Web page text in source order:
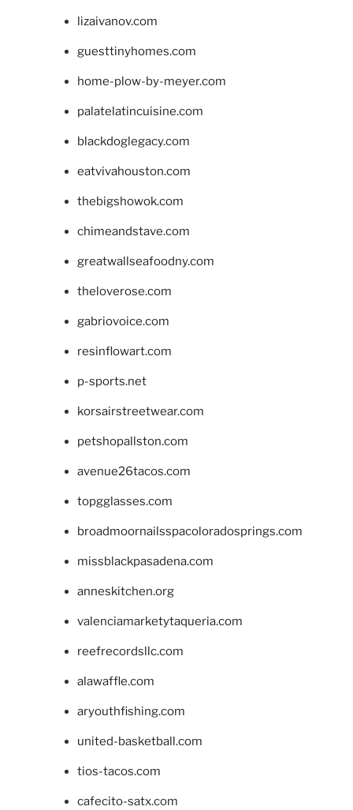
lizaivanov.com
guesttinyhomes.com
home-plow-by-meyer.com
palatelatincuisine.com
blackdoglegacy.com
eatvivahouston.com
thebigshowok.com
chimeandstave.com
greatwallseafoodny.com
theloverose.com
gabriovoice.com
resinflowart.com
p-sports.net
korsairstreetwear.com
petshopallston.com
avenue26tacos.com
topgglasses.com
broadmoornailsspacoloradosprings.com
missblackpasadena.com
anneskitchen.org
valenciamarketytaqueria.com
reefrecordsllc.com
alawaffle.com
aryouthfishing.com
united-basketball.com
tios-tacos.com
cafecito-satx.com